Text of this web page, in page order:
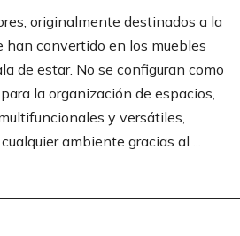
originalmente destinados a la
han convertido en los muebles
de estar. No se configuran como
la organización de espacios,
y versátiles,
ambiente gracias al ...